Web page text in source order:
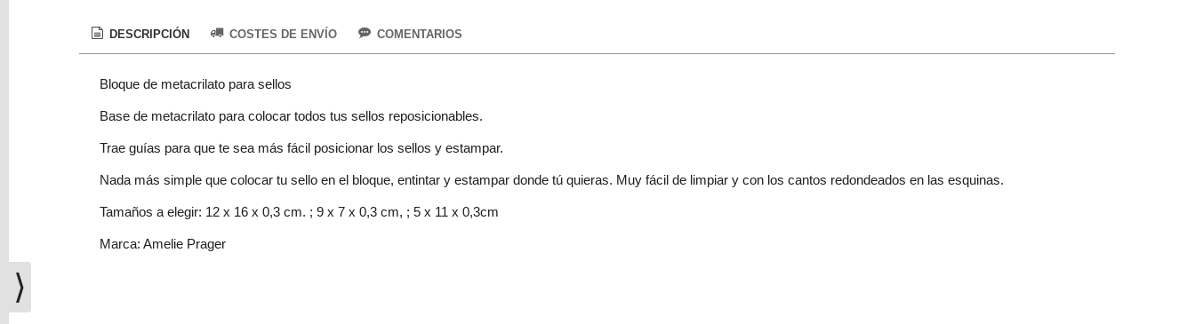
Carrito
DESCRIPCIÓN COSTES DE ENVÍO COMENTARIOS
Bloque de metacrilato para sellos
Base de metacrilato para colocar todos tus sellos reposicionables.
Trae guías para que te sea más fácil posicionar los sellos y estampar.
Nada más simple que colocar tu sello en el bloque, entintar y estampar donde tú quieras. Muy fácil de limpiar y con los cantos redondeados en las esquinas.
Tamaños a elegir: 12 x 16 x 0,3 cm. ; 9 x 7 x 0,3 cm, ; 5 x 11 x 0,3cm
Marca: Amelie Prager
⟩